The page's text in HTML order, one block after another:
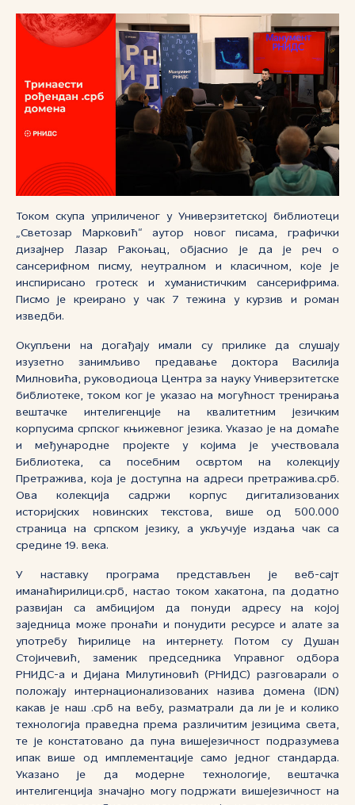
Током скупа уприличеног у Универзитетској библиотеци
„Светозар Марковић“ аутор новог писама, графички
дизајнер Лазар Ракоњац, објаснио је да је реч о
сансерифном писму, неутралном и класичном, које је
инспирисано гротеск и хуманистичким сансерифрима.
Писмо је креирано у чак 7 тежина у курзив и роман
изведби.
Окупљени на догађају имали су прилике да слушају
изузетно занимљиво предавање доктора Василија
Милновића, руководиоца Центра за науку Универзитетске
библиотеке, током ког је указао на могућност тренирања
вештачке интелигенције на квалитетним језичким
корпусима српског књижевног језика. Указао је на домаће
и међународне пројекте у којима је учествовала
Библиотека, са посебним освртом на колекцију
Претражива, која је доступна на адреси претражива.срб.
Ова колекција садржи корпус дигитализованих
историјских новинских текстова, више од 500.000
страница на српском језику, а укључује издања чак са
средине 19. века.
У наставку програма представљен је веб-сајт
иманаћирилици.срб, настао током хакатона, па додатно
развијан са амбицијом да понуди адресу на којој
заједница може пронаћи и понудити ресурсе и алате за
употребу ћирилице на интернету. Потом су Душан
Стојичевић, заменик председника Управног одбора
РНИДС-а и Дијана Милутиновић (РНИДС) разговарали о
положају интернационализованих назива домена (IDN)
какав је наш .срб на вебу, разматрали да ли је и колико
технологија праведна према различитим језицима света,
те је констатовано да пуна вишејезичност подразумева
ипак више од имплементације само једног стандарда.
Указано је да модерне технологије, вештачка
интелигенција значајно могу подржати вишејезичност на